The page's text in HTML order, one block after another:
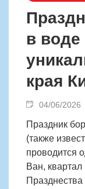
в
края
04/06/2026
Праздник
(также
проводится
Ван,